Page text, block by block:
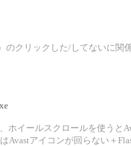
のクリックした/してないに
イールスクロールを使うと
Avastアイコンが回らない＋